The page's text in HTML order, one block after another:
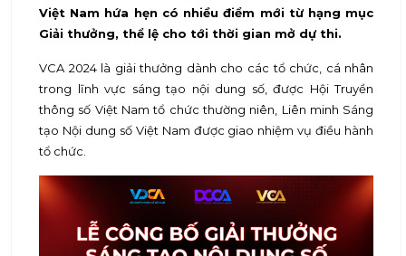
Việt Nam hứa hẹn có nhiều điểm mới từ hạng mục
Giải thưởng, thể lệ cho tới thời gian mở dự thi.
VCA 2024 là giải thưởng dành cho các tổ chức, cá nhân
trong lĩnh vực sáng tạo nội dung số, được Hội Truyền
thông số Việt Nam tổ chức thường niên, Liên minh Sáng
tạo Nội dung số Việt Nam được giao nhiệm vụ điều hành
tổ chức.